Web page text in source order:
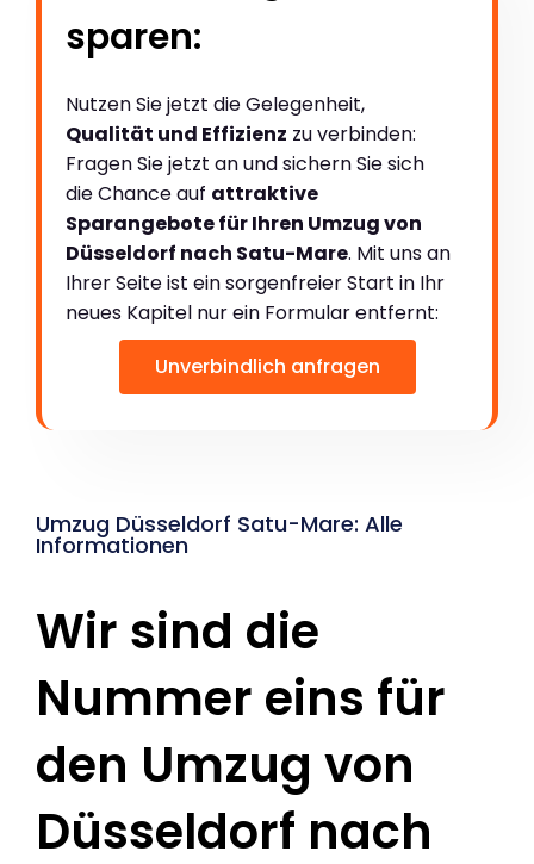
sparen:
Nutzen Sie jetzt die Gelegenheit,
Qualität und Effizienz zu verbinden:
Fragen Sie jetzt an und sichern Sie sich
die Chance auf attraktive
Sparangebote für Ihren Umzug von
Düsseldorf nach Satu-Mare. Mit uns an
Ihrer Seite ist ein sorgenfreier Start in Ihr
neues Kapitel nur ein Formular entfernt:
Unverbindlich anfragen
Umzug Düsseldorf Satu-Mare: Alle
Informationen
Wir sind die
Nummer eins für
den Umzug von
Düsseldorf nach